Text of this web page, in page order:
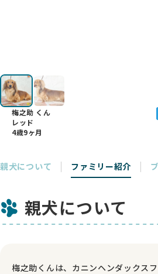
梅之助 くん
レッド
4歳9ヶ月
親犬について ファミリー紹介
親犬について
梅之助くんは、カニンヘンダックス